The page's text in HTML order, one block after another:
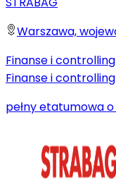
Warszawa,
Finanse i controlling
Finanse i controlling
pełny etatumowa